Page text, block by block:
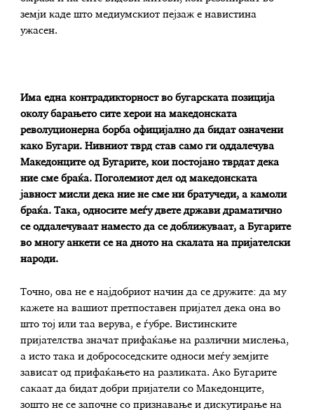
земји каде што медиумскиот пејзаж е навистина
ужасен.
Има една контрадикторност во бугарската позиција
околу барањето сите херои на македонската
револуционерна борба официјално да бидат означени
како Бугари. Нивниот тврд став само ги оддалечува
Македонците од Бугарите, кои постојано тврдат дека
ние сме браќа. Поголемиот дел од македонската
јавност мисли дека ние не сме ни братучеди, а камоли
браќа. Така, односите меѓу двете држави драматично
се оддалечуваат наместо да се доближуваат, а Бугарите
во многу анкети се на дното на скалата на пријателски
народи.
Точно, ова не е најдобриот начин да се дружите: да му
кажете на вашиот претпоставен пријател дека она во
што тој или таа верува, е ѓубре. Вистинските
пријателства значат прифаќање на различни мислења,
а исто така и добрососедските односи меѓу земјите
зависат од прифаќањето на разликата. Ако Бугарите
сакаат да бидат добри пријатели со Македонците,
зошто не се започне со признавање и дискутирање на